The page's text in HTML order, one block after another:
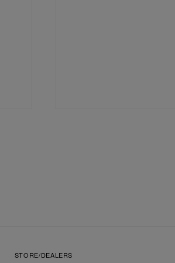
STORE/DEALERS